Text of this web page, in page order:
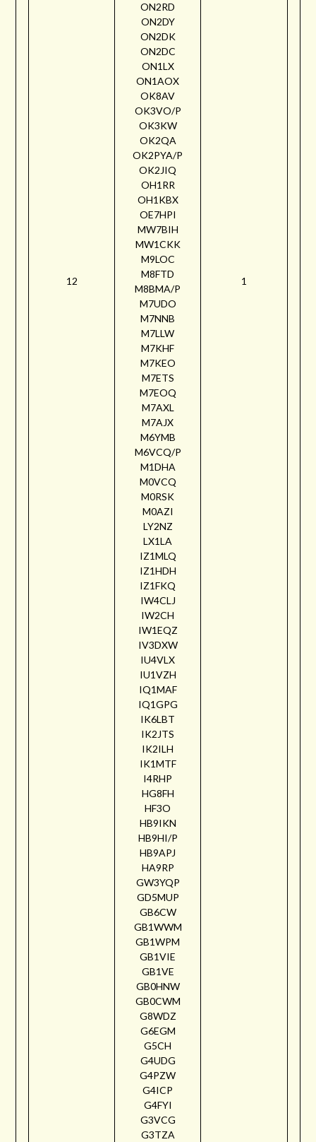
12
ON2RD
ON2DY
ON2DK
ON2DC
ON1LX
ON1AOX
OK8AV
OK3VO/P
OK3KW
OK2QA
OK2PYA/P
OK2JIQ
OH1RR
OH1KBX
OE7HPI
MW7BIH
MW1CKK
M9LOC
M8FTD
M8BMA/P
M7UDO
M7NNB
M7LLW
M7KHF
M7KEO
M7ETS
M7EOQ
M7AXL
M7AJX
M6YMB
M6VCQ/P
M1DHA
M0VCQ
M0RSK
M0AZI
LY2NZ
LX1LA
IZ1MLQ
IZ1HDH
IZ1FKQ
IW4CLJ
IW2CH
IW1EQZ
IV3DXW
IU4VLX
IU1VZH
IQ1MAF
IQ1GPG
IK6LBT
IK2JTS
IK2ILH
IK1MTF
I4RHP
HG8FH
HF3O
HB9IKN
HB9HI/P
HB9APJ
HA9RP
GW3YQP
GD5MUP
GB6CW
GB1WWM
GB1WPM
GB1VIE
GB1VE
GB0HNW
GB0CWM
G8WDZ
G6EGM
G5CH
G4UDG
G4PZW
G4ICP
G4FYI
G3VCG
G3TZA
1